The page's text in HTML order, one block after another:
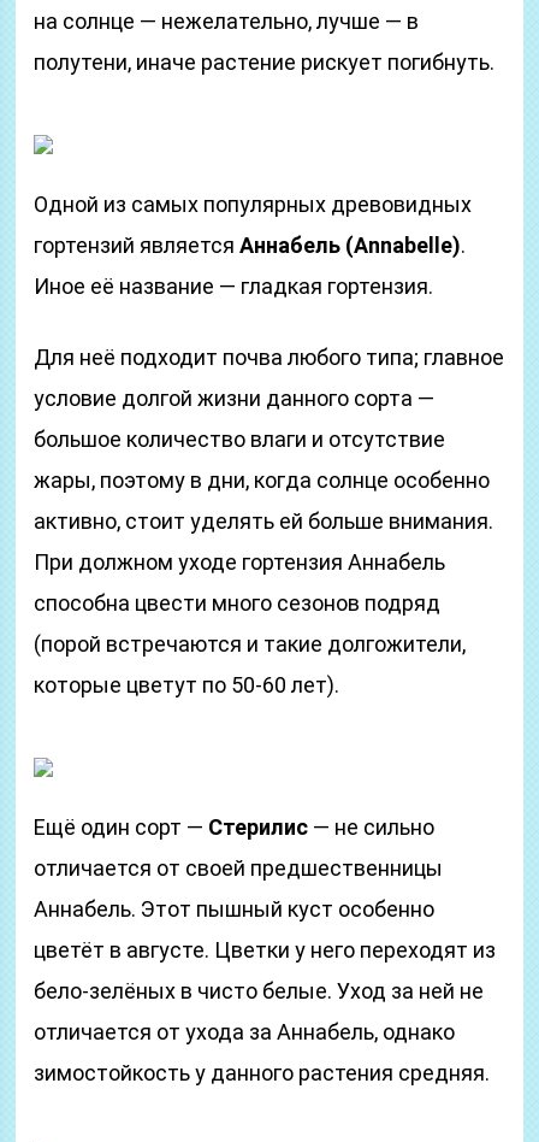
на солнце — нежелательно, лучше — в
полутени, иначе растение рискует погибнуть.
Одной из самых популярных древовидных
гортензий являетсяАннабель (Annabelle).
Иное её название — гладкая гортензия.
Для неё подходит почва любого типа; главное
условие долгой жизни данного сорта —
большое количество влаги и отсутствие
жары, поэтому в дни, когда солнце особенно
активно, стоит уделять ей больше внимания.
При должном уходе гортензия Аннабель
способна цвести много сезонов подряд
(порой встречаются и такие долгожители,
которые цветут по 50-60 лет).
Ещё один сорт — Стерилис — не сильно
отличается от своей предшественницы
Аннабель. Этот пышный куст особенно
цветёт в августе. Цветки у него переходят из
бело-зелёных в чисто белые. Уход за ней не
отличается от ухода за Аннабель, однако
зимостойкость у данного растения средняя.